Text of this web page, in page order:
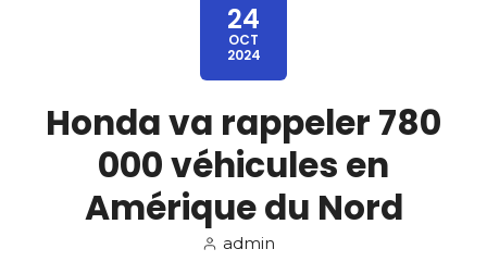
24
OCT
2024
Honda va rappeler 780
000 véhicules en
Amérique du Nord
admin